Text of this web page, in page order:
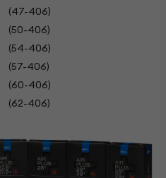
(47-406)
(50-406)
(54-406)
(57-406)
(60-406)
(62-406)